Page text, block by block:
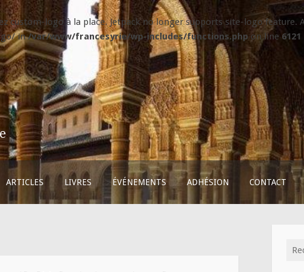
custom-logo à la place. Jetpack no longer supports site-logo
in/var/www/francesyrie/wp-includes/functions.php on line 6121
ARTICLES LIVRES ÉVÉNEMENTS ADHÉSION CONTACT